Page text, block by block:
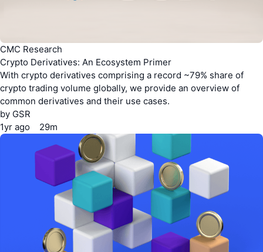
CMC Research
Crypto Derivatives: An Ecosystem Primer
With crypto derivatives comprising a record ~79% share of
crypto trading volume globally, we provide an overview of
common derivatives and their use cases.
by GSR
1yr ago 29m